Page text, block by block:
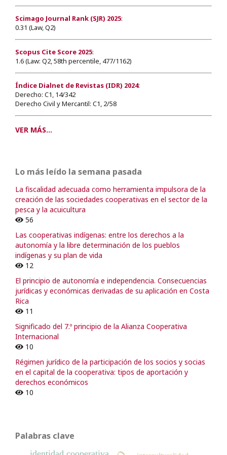
Scimago Journal Rank (SJR) 2025:
0.31 (Law, Q2)
Scopus Cite Score 2025:
1.6 (Law: Q2, 58th percentile, 477/1162)
Índice Dialnet de Revistas (IDR) 2024:
Derecho: C1, 14/342
Derecho Civil y Mercantil: C1, 2/58
VER MÁS...
Lo más leído la semana pasada
La fiscalidad adecuada como herramienta impulsora de la
creación de las sociedades cooperativas en el sector de la
pesca y la acuicultura
56
Las cooperativas indígenas: entre los derechos a la
autonomía y la libre determinación de los pueblos
indígenas y su plan de vida
12
El principio de autonomía e independencia. Consecuencias
jurídicas y económicas derivadas de su aplicación en Costa
Rica
11
Significado del 7.º principio de la Alianza Cooperativa
Internacional
10
Régimen jurídico de la participación de los socios y socias
en el capital de la cooperativa: tipos de aportación y
derechos económicos
10
Palabras clave